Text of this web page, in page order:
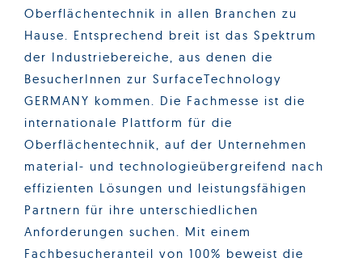
Oberflächentechnik in allen Branchen zu
Hause. Entsprechend breit ist das Spektrum
der Industriebereiche, aus denen die
BesucherInnen zur SurfaceTechnology
GERMANY kommen. Die Fachmesse ist die
internationale Plattform für die
Oberflächentechnik, auf der Unternehmen
material- und technologieübergreifend nach
effizienten Lösungen und leistungsfähigen
Partnern für ihre unterschiedlichen
Anforderungen suchen. Mit einem
Fachbesucheranteil von 100% beweist die